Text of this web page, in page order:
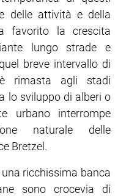
delle attività e della
favorito la crescita
lungo strade e
breve intervallo di
rimasta agli stadi
lo sviluppo di alberi o
urbano interrompe
naturale delle
Bretzel.
ricchissima banca
sono crocevia di